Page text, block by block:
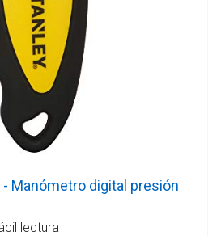
Manómetro digital presión
lectura